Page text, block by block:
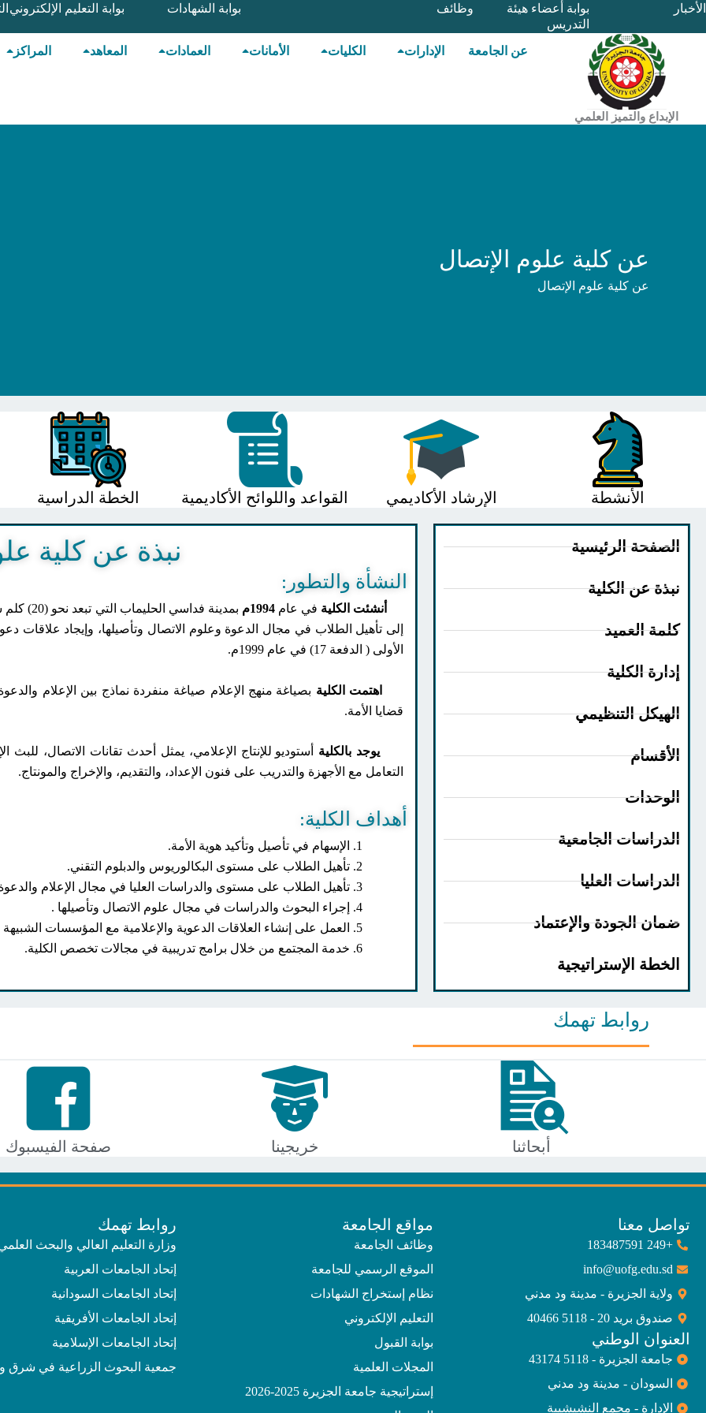
تخطي
إلى
الأخبار
بوابة أعضاء هيئة
التدريس
وظائف بوابة الشهادات بوابة التعليم الإلكتروني
الإبداع والتميز العلمي
عن الجامعة الإدارات الكليات الأمانات العمادات المعاهد المراكز
عن كلية علوم الإتصال
عن كلية علوم الإتصال
الأنشطة الإرشاد الأكاديمي القواعد واللوائح الأكاديمية الخطة الدراسية
الصفحة الرئيسية
نبذة عن الكلية
كلمة العميد
إدارة الكلية
الهيكل التنظيمي
الأقسام
الوحدات
الدراسات الجامعية
الدراسات العليا
ضمان الجودة والإعتماد
الخطة الإستراتيجية
نبذة عن كلية
النشأة والتطور:
أنشئت الكلية في عام 1994م
بمدينة
إلى تأهيل الطلاب في مجال الدعوة وعلوم الاتصال وتأصيلها، وإيجاد
الأولى ( الدفعة 17) في عام 1999م.
اهتمت الكلية بصياغة منهج الإعلام صياغة منفردة نماذج بين الإعلام
قضايا الأمة.
يوجد بالكلية
أستوديو للإنتاج الإعلامي، يمثل أحدث تقانات الاتصال،
التعامل مع الأجهزة والتدريب على فنون الإعداد، والتقديم، والإخراج والمونتاج.
أهداف الكلية:
الإسهام في تأصيل وتأكيد هوية الأمة.
تأهيل الطلاب على مستوى البكالوريوس والدبلوم التقني.
تأهيل الطلاب على مستوى والدراسات العليا في مجال الإعلام
إجراء البحوث والدراسات في مجال علوم الاتصال وتأصيلها .
العمل على إنشاء العلاقات الدعوية والإعلامية مع المؤسسات
خدمة المجتمع من خلال برامج تدريبية في مجالات تخصص الكلية.
روابط تهمك
أبحاثنا خريجينا صفحة الفيسبوك
تواصل معنا
+249 183487591
info@uofg.edu.sd
ولاية الجزيرة - مدينة ود مدني
صندوق بريد 20 - 5118 40466
العنوان الوطني
جامعة الجزيرة - 5118 43174
السودان - مدينة ود مدني
الإدارة - مجمع النشيشيبة
مواقع الجامعة
وظائف الجامعة
الموقع الرسمي للجامعة
نظام إستخراج الشهادات
التعليم الإلكتروني
بوابة القبول
المجلات العلمية
إستراتيجية جامعة الجزيرة 2025-2026
روابط تهمك
وزارة التعليم العالي والبحث
إتحاد الجامعات العربية
إتحاد الجامعات السودانية
إتحاد الجامعات الأفريقية
إتحاد الجامعات الإسلامية
جمعية البحوث الزراعية في شرق